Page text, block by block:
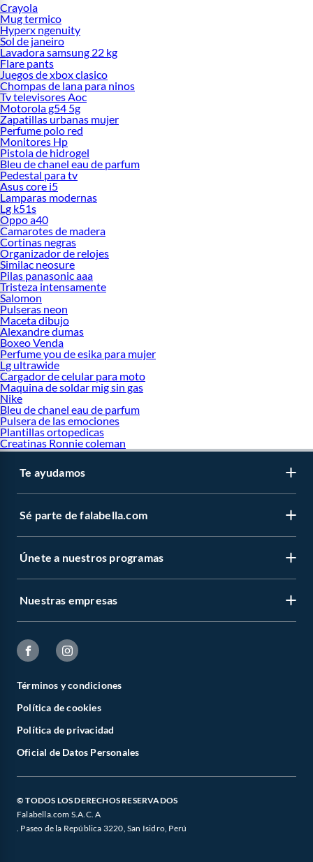
Crayola
Mug termico
Hyperx ngenuity
Sol de janeiro
Lavadora samsung 22 kg
Flare pants
Juegos de xbox clasico
Chompas de lana para ninos
Tv televisores Aoc
Motorola g54 5g
Zapatillas urbanas mujer
Perfume polo red
Monitores Hp
Pistola de hidrogel
Bleu de chanel eau de parfum
Pedestal para tv
Asus core i5
Lamparas modernas
Lg k51s
Oppo a40
Camarotes de madera
Cortinas negras
Organizador de relojes
Similac neosure
Pilas panasonic aaa
Tristeza intensamente
Salomon
Pulseras neon
Maceta dibujo
Alexandre dumas
Boxeo Venda
Perfume you de esika para mujer
Lg ultrawide
Cargador de celular para moto
Maquina de soldar mig sin gas
Nike
Bleu de chanel eau de parfum
Pulsera de las emociones
Plantillas ortopedicas
Creatinas Ronnie coleman
Te ayudamos
Sé parte de falabella.com
Únete a nuestros programas
Nuestras empresas
Términos y condiciones
Política de cookies
Política de privacidad
Oficial de Datos Personales
© TODOS LOS DERECHOS RESERVADOS
Falabella.com S.A.C. A
. Paseo de la República 3220, San Isidro, Perú